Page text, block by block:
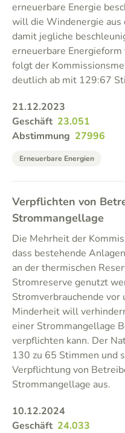
erneuerbare Energie
will die Windenergie aus
damit jegliche
erneuerbare
folgt der
deutlich ab mit 129:67
21.12.2023
Geschäft 23.051
Abstimmung 27996
Erneuerbare Energien
Verpflichten von
Strommangellage
Die Mehrheit der
dass bestehende
an der thermischen
Stromreserve genutzt
Stromverbrauchende vor
Minderheit will
einer Strommangellage
verpflichten kann. Der
130 zu 65 Stimmen und
Verpflichtung von
Strommangellage aus.
10.12.2024
Geschäft 24.033